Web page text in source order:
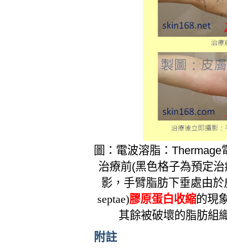
圖：電波溶脂： Thermage
治療前(黑色格子為預定
影，手臂脂肪下垂處由
septae)膠原蛋白收縮的現
其餘被破壞的脂肪組
附註